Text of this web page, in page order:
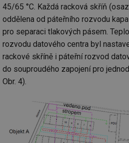
45/65 °C. Každá racková skříň
oddělena od páteřního rozvodu
pro separaci tlakových pásem.
rozvodu datového centra byl
rackové skříně i páteřní rozvod
do souproudého zapojení pro
Obr. 4).